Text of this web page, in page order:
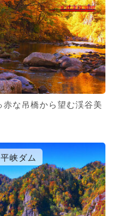
赤な吊橋から望む渓谷美
峡ダム